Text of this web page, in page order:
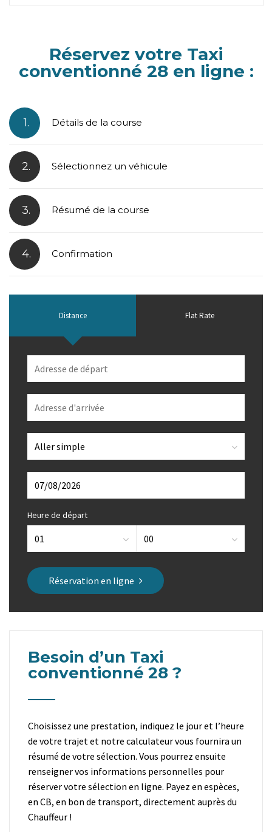
Réservez votre Taxi
conventionné 28 en ligne :
1. Détails de la course
2. Sélectionnez un véhicule
3. Résumé de la course
4. Confirmation
Distance Flat Rate
Heure de départ
Réservation en ligne
Besoin d’un Taxi
conventionné 28 ?
Choisissez une prestation, indiquez le jour et l’heure
de votre trajet et notre calculateur vous fournira un
résumé de votre sélection. Vous pourrez ensuite
renseigner vos informations personnelles pour
réserver votre sélection en ligne. Payez en espèces,
en CB, en bon de transport, directement auprès du
Chauffeur !